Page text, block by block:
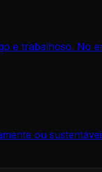
e trabalhoso. No
ou